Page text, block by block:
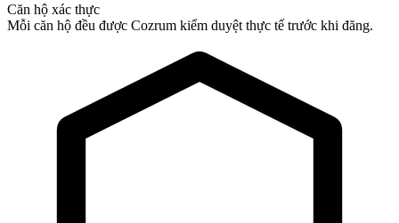
Căn hộ xác thực
Mỗi căn hộ đều được Cozrum kiểm duyệt thực tế trước khi đăng.